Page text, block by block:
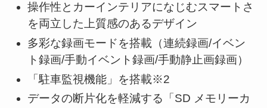
操作性とカーインテリアになじむスマートさ
を両立した上質感のあるデザイン
多彩な録画モードを搭載（連続録画/イベン
ト録画/手動イベント録画/手動静止画録画）
「駐車監視機能」を搭載※2
データの断片化を軽減する「SD メモリーカ